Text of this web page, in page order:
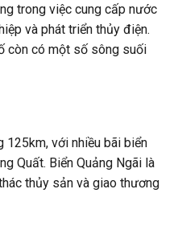
trong việc cung cấp nước
và phát triển thủy điện.
còn có một số sông suối
125km, với nhiều bãi biển
Quất. Biển Quảng Ngãi là
thủy sản và giao thương